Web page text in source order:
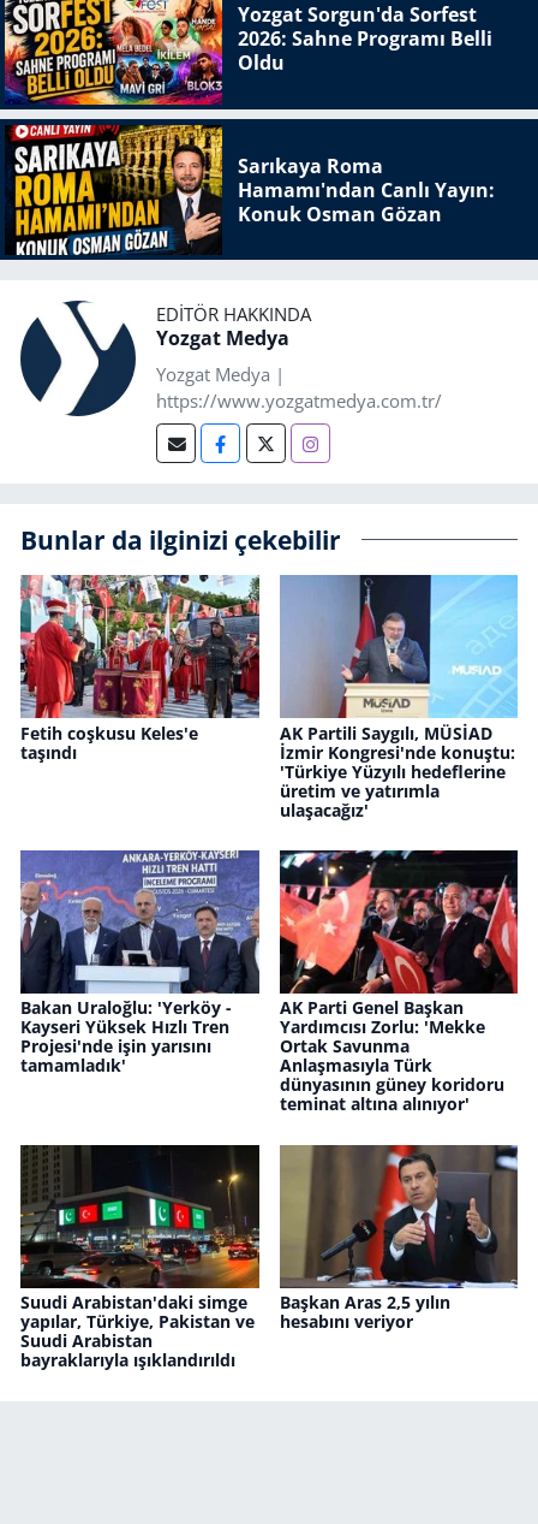
Yozgat Sorgun'da Sorfest
2026: Sahne Programı Belli
Oldu
Sarıkaya Roma
Hamamı'ndan Canlı Yayın:
Konuk Osman Gözan
EDITÖR HAKKINDA
Yozgat Medya
Yozgat Medya |
https://www.yozgatmedya.com.tr/
Bunlar da ilginizi çekebilir
Fetih coşkusu Keles'e
taşındı
AK Partili Saygılı, MÜSİAD
İzmir Kongresi'nde konuştu:
'Türkiye Yüzyılı hedeflerine
üretim ve yatırımla
ulaşacağız'
Bakan Uraloğlu: 'Yerköy -
Kayseri Yüksek Hızlı Tren
Projesi'nde işin yarısını
tamamladık'
AK Parti Genel Başkan
Yardımcısı Zorlu: 'Mekke
Ortak Savunma
Anlaşmasıyla Türk
dünyasının güney koridoru
teminat altına alınıyor'
Suudi Arabistan'daki simge
yapılar, Türkiye, Pakistan ve
Suudi Arabistan
bayraklarıyla ışıklandırıldı
Başkan Aras 2,5 yılın
hesabını veriyor